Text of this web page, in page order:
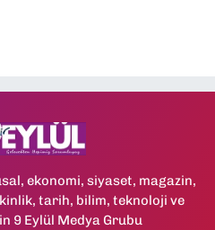
ekonomi, siyaset, magazin,
tarih, bilim, teknoloji ve
9 Eylül Medya Grubu